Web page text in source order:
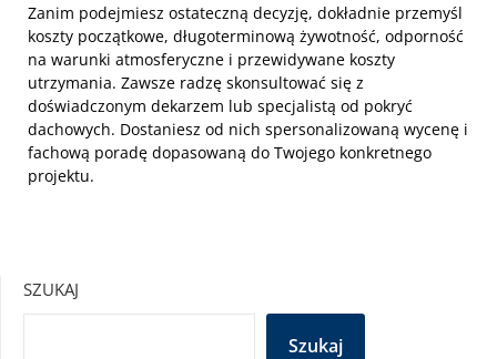
Zanim podejmiesz ostateczną decyzję, dokładnie przemyśl
koszty początkowe, długoterminową żywotność, odporność
na warunki atmosferyczne i przewidywane koszty
utrzymania. Zawsze radzę skonsultować się z
doświadczonym dekarzem lub specjalistą od pokryć
dachowych. Dostaniesz od nich spersonalizowaną wycenę i
fachową poradę dopasowaną do Twojego konkretnego
projektu.
SZUKAJ
Szukaj